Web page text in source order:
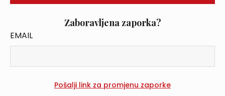
Zaboravljena zaporka?
EMAIL